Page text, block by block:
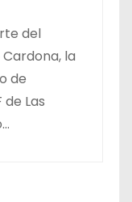
del
la
de
Las